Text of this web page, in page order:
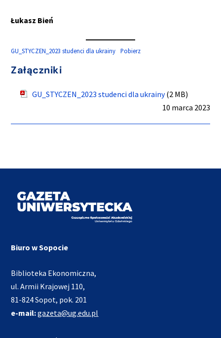
Łukasz Bień
GU_STYCZEN_2023 studenci dla ukrainy Pobierz
Załączniki
GU_STYCZEN_2023 studenci dla ukrainy (2 MB)
10 marca 2023
Biuro w Sopocie
Biblioteka Ekonomiczna,
ul. Armii Krajowej 110,
81-824 Sopot, pok. 201
e-mail:gazeta@ug.edu.pl